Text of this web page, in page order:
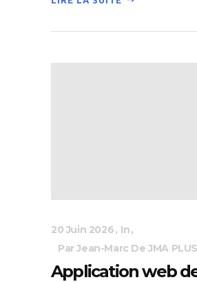
20 Juin 2026
In
Par Jean-Marc De JMA PLUS
Application web